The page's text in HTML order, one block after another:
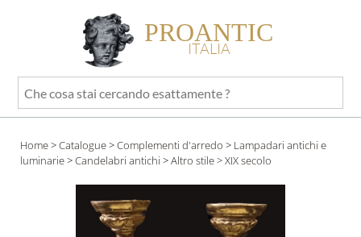
PROANTIC
ITALIA
Che
cosa
cercando
esattamente
Home>Catalogue>Complementi d'arredo > Lampadari antichi e
luminarie>Candelabri antichi >Altro stile> XIX secolo